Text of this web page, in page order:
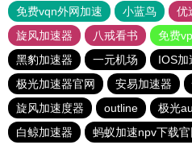
免费vqn外网加速
小蓝鸟 优
旋风加速器
八戒看书
免费
黑豹加速器
一元机场 IOS加
极光加速器官网
安易加速器
旋风加速度器
outline 极光
白鲸加速器
蚂蚁加速npv下载